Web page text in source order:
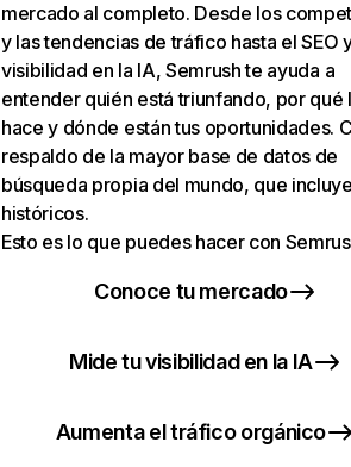
mercado al completo. Desde los
y las tendencias de tráfico hasta el SEO
visibilidad en la IA, Semrush te ayuda a
entender quién está triunfando, por qué
hace y dónde están tus oportunidades.
respaldo de la mayor base de datos de
búsqueda propia del mundo, que
históricos.
Esto es lo que puedes hacer con
Conoce tu mercado
Mide tu visibilidad en la IA
Aumenta el tráfico orgánico